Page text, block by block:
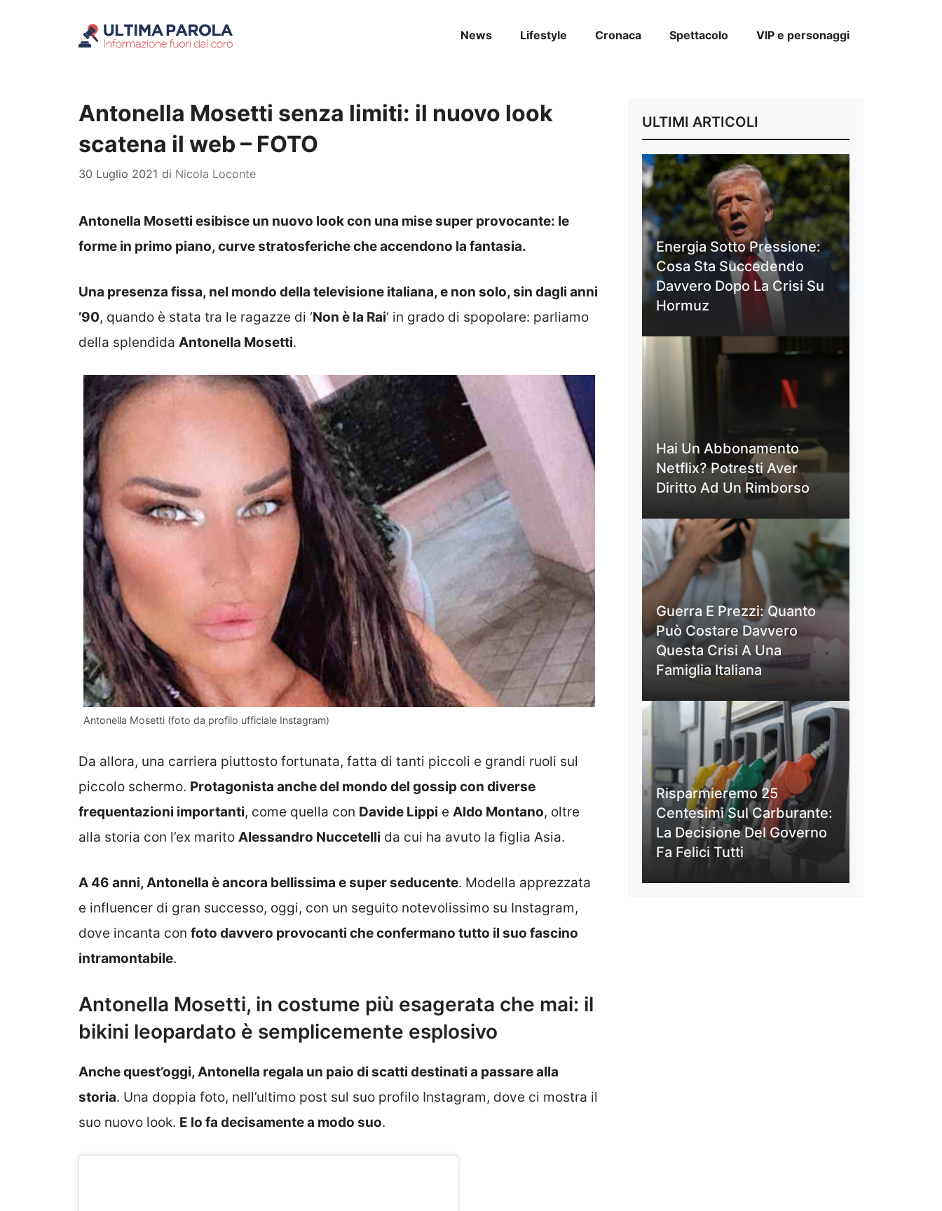
News Lifestyle Cronaca Spettacolo VIP e personaggi
Antonella Mosetti senza limiti: il nuovo look
scatena il web – FOTO
30 Luglio 2021 di Nicola Loconte
Antonella Mosetti esibisce un nuovo look con una mise super provocante: le
forme in primo piano, curve stratosferiche che accendono la fantasia.
Una presenza fissa, nel mondo della televisione italiana, e non solo, sin dagli anni
’90, quando è stata tra le ragazze di ‘Non è la Rai‘ in grado di spopolare: parliamo
della splendida Antonella Mosetti.
Antonella Mosetti (foto da profilo ufficiale Instagram)
Da allora, una carriera piuttosto fortunata, fatta di tanti piccoli e grandi ruoli sul
piccolo schermo. Protagonista anche del mondo del gossip con diverse
frequentazioni importanti, come quella con Davide Lippi e Aldo Montano, oltre
alla storia con l’ex marito Alessandro Nuccetelli da cui ha avuto la figlia Asia.
A 46 anni, Antonella è ancora bellissima e super seducente. Modella apprezzata
e influencer di gran successo, oggi, con un seguito notevolissimo su Instagram,
dove incanta con foto davvero provocanti che confermano tutto il suo fascino
intramontabile.
Antonella Mosetti, in costume più esagerata che mai: il
bikini leopardato è semplicemente esplosivo
Anche quest’oggi, Antonella regala un paio di scatti destinati a passare alla
storia. Una doppia foto, nell’ultimo post sul suo profilo Instagram, dove ci mostra il
suo nuovo look. E lo fa decisamente a modo suo.
ULTIMI ARTICOLI
Energia Sotto Pressione:
Cosa Sta Succedendo
Davvero Dopo La Crisi Su
Hormuz
Hai Un Abbonamento
Netflix? Potresti Aver
Diritto Ad Un Rimborso
Guerra E Prezzi: Quanto
Può Costare Davvero
Questa Crisi A Una
Famiglia Italiana
Risparmieremo 25
Centesimi Sul Carburante:
La Decisione Del Governo
Fa Felici Tutti